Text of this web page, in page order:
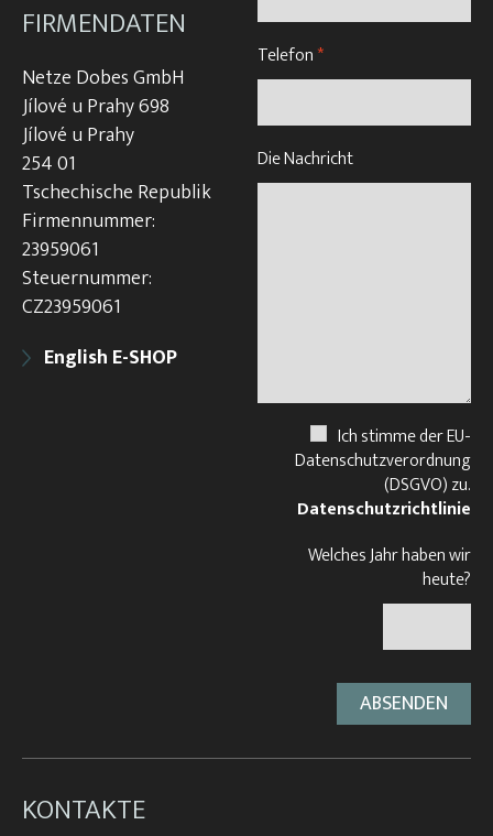
FIRMENDATEN
Netze Dobes GmbH
Jílové u Prahy 698
Jílové u Prahy
254 01
Tschechische Republik
Firmennummer:
23959061
Steuernummer:
CZ23959061
English E-SHOP
Telefon*
Die Nachricht
Ich stimme der EU-
Datenschutzverordnung
(DSGVO) zu.
Datenschutzrichtlinie
Welches Jahr haben wir
heute?
KONTAKTE